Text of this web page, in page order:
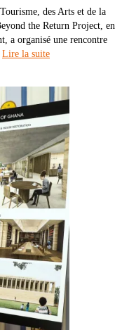
des Arts et de la
the Return Project, en
a organisé une rencontre
Lire la suite